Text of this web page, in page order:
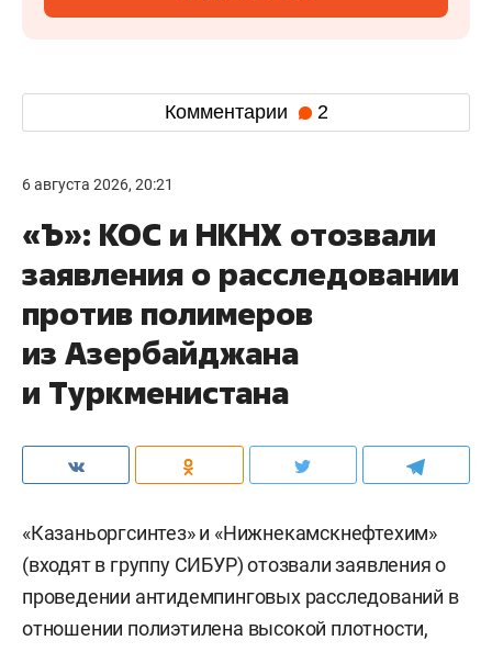
Комментарии 2
6 августа 2026, 20:21
«Ъ»: КОС и НКНХ отозвали
заявления о расследовании
против полимеров
из Азербайджана
и Туркменистана
«Казаньоргсинтез» и «Нижнекамскнефтехим»
(входят в группу СИБУР) отозвали заявления о
проведении антидемпинговых расследований в
отношении полиэтилена высокой плотности,